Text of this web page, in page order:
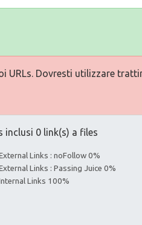
URLs. Dovresti utilizzare
0 link(s) a files
Links : noFollow 0%
Links : Passing Juice 0%
Links 100%